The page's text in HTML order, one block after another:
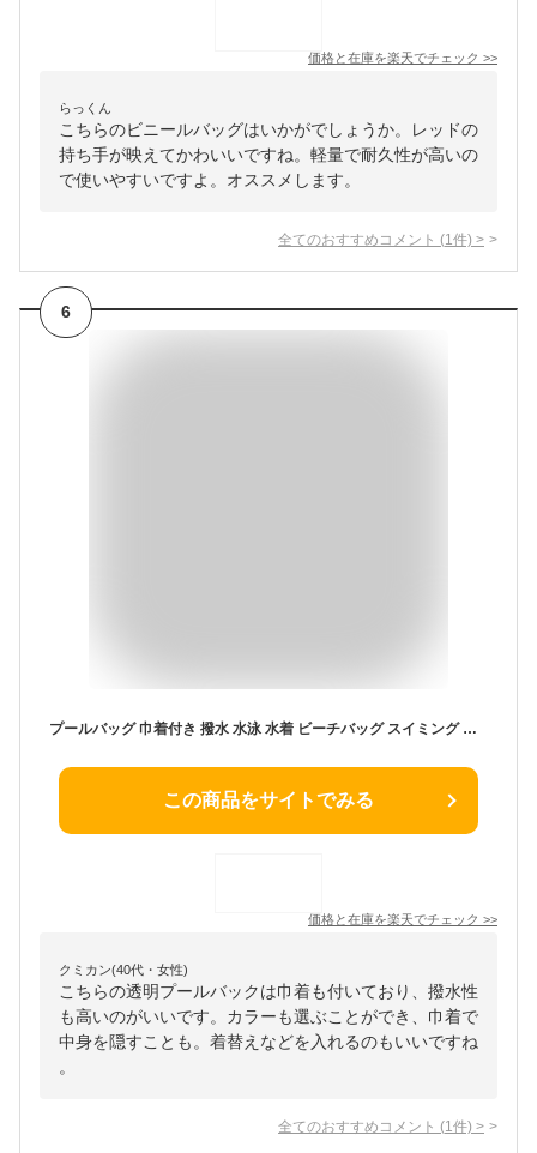
価格と在庫を楽天でチェック >>
らっくん
こちらのビニールバッグはいかがでしょうか。レッドの
持ち手が映えてかわいいですね。軽量で耐久性が高いの
で使いやすいですよ。オススメします。
全てのおすすめコメント (1 件) >
6
プールバッグ 巾着付き 撥水 水泳 水着 ビーチバッグ スイミング クリア 透明 かばん 保育園 幼稚園 小学校 入園 入学 準備 キッズ 子供
この商品をサイトでみる
価格と在庫を楽天でチェック >>
クミカン(40代・女性)
こちらの透明プールバックは巾着も付いており、撥水性
も高いのがいいです。カラーも選ぶことができ、巾着で
中身を隠すことも。着替えなどを入れるのもいいですね
。
全てのおすすめコメント (1 件) >